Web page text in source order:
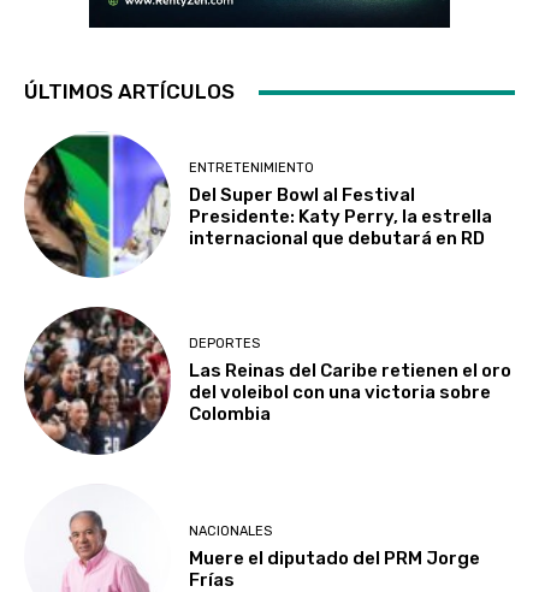
ÚLTIMOS ARTÍCULOS
ENTRETENIMIENTO
Del Super Bowl al Festival
Presidente: Katy Perry, la estrella
internacional que debutará en RD
DEPORTES
Las Reinas del Caribe retienen el oro
del voleibol con una victoria sobre
Colombia
NACIONALES
Muere el diputado del PRM Jorge
Frías